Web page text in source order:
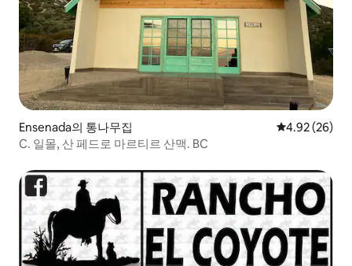
Ensenada의 통나무집 평점 4.92점(5
4.92 (26)
C. 일몰, 산 페드로 마르티르 산맥. BC